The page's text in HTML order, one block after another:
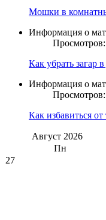
Мошки в
Информация о
Как убрать загар
Информация о
Как избавиться
Август 2026
Пн
27